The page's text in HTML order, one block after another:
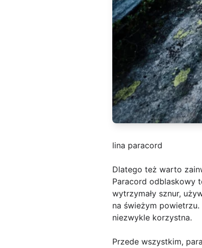
lina paracord
Dlatego też warto
Paracord odblaskowy
wytrzymały sznur,
na świeżym
niezwykle korzystna.
Przede wszystkim,